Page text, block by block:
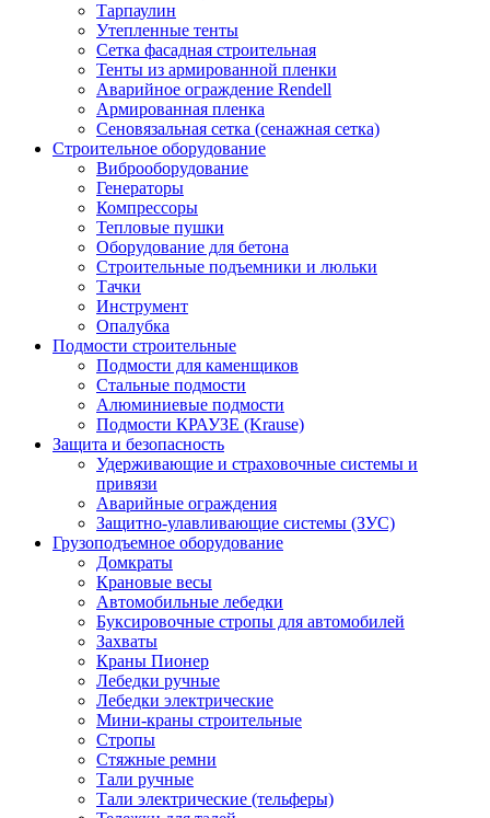
Тарпаулин
Утепленные тенты
Сетка фасадная строительная
Тенты из армированной пленки
Аварийное ограждение Rendell
Армированная пленка
Сеновязальная сетка (сенажная сетка)
Строительное оборудование
Виброоборудование
Генераторы
Компрессоры
Тепловые пушки
Оборудование для бетона
Строительные подъемники и люльки
Тачки
Инструмент
Опалубка
Подмости строительные
Подмости для каменщиков
Стальные подмости
Алюминиевые подмости
Подмости КРАУЗЕ (Krause)
Защита и безопасность
Удерживающие и страховочные системы и
привязи
Аварийные ограждения
Защитно-улавливающие системы (ЗУС)
Грузоподъемное оборудование
Домкраты
Крановые весы
Автомобильные лебедки
Буксировочные стропы для автомобилей
Захваты
Краны Пионер
Лебедки ручные
Лебедки электрические
Мини-краны строительные
Стропы
Стяжные ремни
Тали ручные
Тали электрические (тельферы)